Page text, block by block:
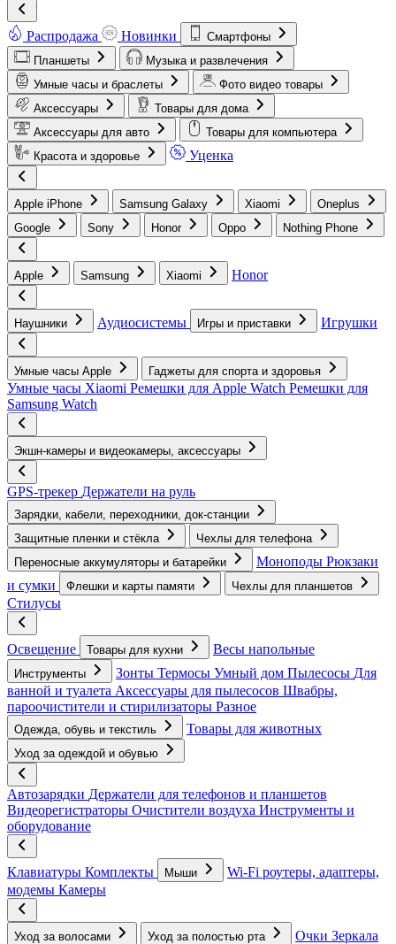
Распродажа Новинки
Смартфоны
Планшеты
Музыка и развлечения
Умные часы и браслеты
Фото видео товары
Аксессуары
Товары для дома
Аксессуары для авто
Товары для компьютера
Красота и здоровье
Уценка
Apple iPhone Samsung Galaxy Xiaomi
Oneplus
Google
Sony Honor Oppo Nothing Phone
Apple Samsung Xiaomi Honor
Наушники Аудиосистемы Игры и приставки Игрушки
Умные часы Apple Гаджеты для спорта и здоровья
Умные часы Xiaomi Ремешки для Apple Watch Ремешки для
Samsung Watch
Экшн-камеры и видеокамеры, аксессуары
GPS-трекер Держатели на руль
Зарядки, кабели, переходники, док-станции
Защитные пленки и стёкла
Чехлы для телефона
Переносные аккумуляторы и батарейки
Моноподы Рюкзаки
и сумки
Флешки и карты памяти Чехлы для планшетов
Стилусы
Освещение Товары для кухни Весы напольные
Инструменты Зонты Термосы Умный дом Пылесосы Для
ванной и туалета Аксессуары для пылесосов Швабры,
пароочистители и стирилизаторы Разное
Одежда, обувь и текстиль Товары для животных
Уход за одеждой и обувью
Автозарядки Держатели для телефонов и планшетов
Видеорегистраторы Очистители воздуха Инструменты и
оборудование
Клавиатуры Комплекты Мыши
Wi-Fi роутеры, адаптеры,
модемы Камеры
Уход за волосами Уход за полостью рта Очки Зеркала